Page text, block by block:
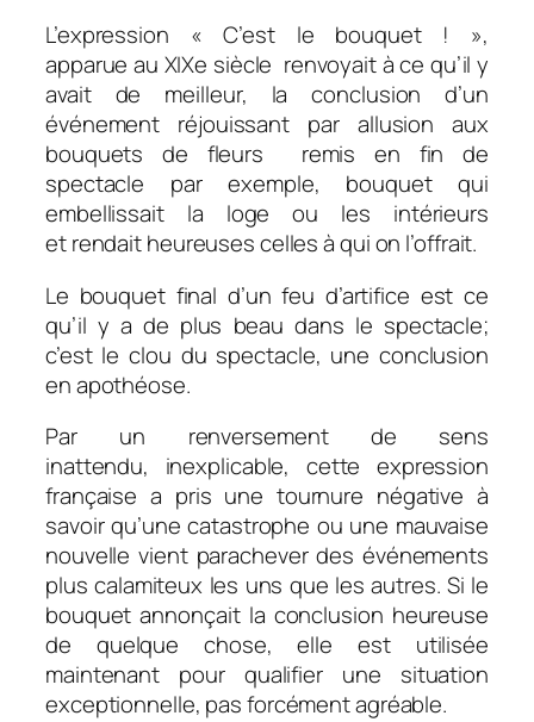
L’expression « C’est le bouquet ! »,
apparue au XIXe siècle renvoyait à ce qu’il y
avait de meilleur, la conclusion d’un
événement réjouissant par allusion aux
bouquets de fleurs remis en fin de
spectacle par exemple, bouquet qui
embellissait la loge ou les intérieurs
et rendait heureuses celles à qui on l’offrait.
Le bouquet final d’un feu d’artifice est ce
qu’il y a de plus beau dans le spectacle;
c’est le clou du spectacle, une conclusion
en apothéose.
Par un renversement de sens
inattendu, inexplicable, cette expression
française a pris une tournure négative à
savoir qu’une catastrophe ou une mauvaise
nouvelle vient parachever des événements
plus calamiteux les uns que les autres. Si le
bouquet annonçait la conclusion heureuse
de quelque chose, elle est utilisée
maintenant pour qualifier une situation
exceptionnelle, pas forcément agréable.